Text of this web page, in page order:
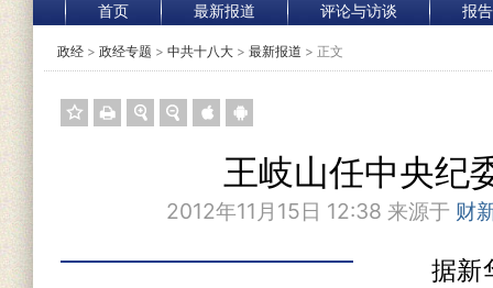
首页 最新报道 评论与访谈 报
政经 > 政经专题 > 中共十八大 > 最新报道 > 正文
王岐山任中央纪
2012年11月15日 12:38 来源于 财
据新华